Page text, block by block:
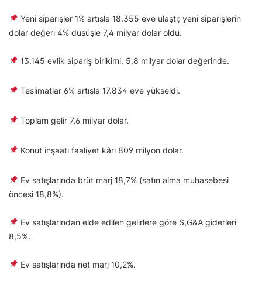
Yeni siparişler 1% artışla 18.355 eve ulaştı; yeni siparişlerin
dolar değeri 4% düşüşle 7,4 milyar dolar oldu.
13.145 evlik sipariş birikimi, 5,8 milyar dolar değerinde.
Teslimatlar 6% artışla 17.834 eve yükseldi.
Toplam gelir 7,6 milyar dolar.
Konut inşaatı faaliyet kârı 809 milyon dolar.
Ev satışlarında brüt marj 18,7% (satın alma muhasebesi
öncesi 18,8%).
Ev satışlarından elde edilen gelirlere göre S,G&A giderleri
8,5%.
Ev satışlarında net marj 10,2%.